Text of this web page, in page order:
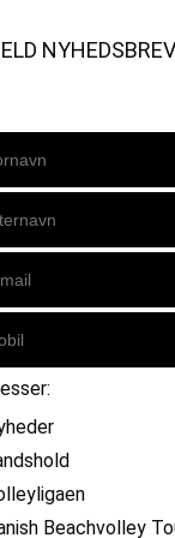
NYHEDSBREV
Beachvolley